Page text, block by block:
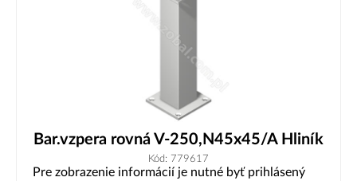
Bar.vzpera rovná V-250,N45x45/A Hliník
Kód: 779617
Pre zobrazenie informácií je nutné byť prihlásený